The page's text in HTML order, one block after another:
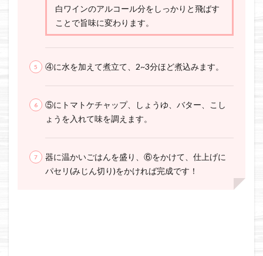
白ワインのアルコール分をしっかりと飛ばす
ことで旨味に変わります。
④に水を加えて煮立て、2~3分ほど煮込みます。
⑤にトマトケチャップ、しょうゆ、バター、こし
ょうを入れて味を調えます。
器に温かいごはんを盛り、⑥をかけて、仕上げに
パセリ(みじん切り)をかければ完成です！